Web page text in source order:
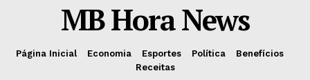
MB Hora News
Página Inicial Economia Esportes Política
Benefícios
Receitas